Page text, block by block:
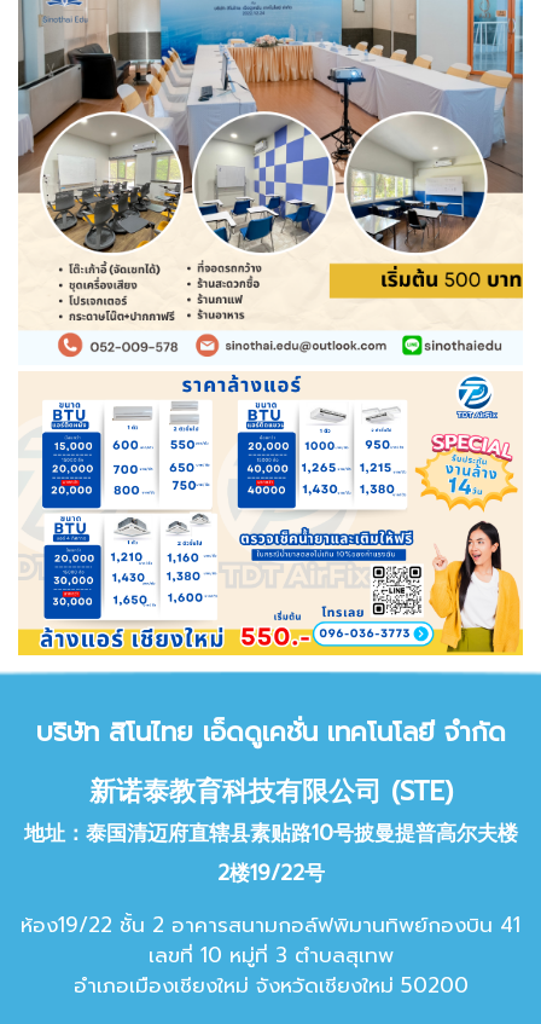
บริษัท สิโนไทย เอ็ดดูเคชั่น เทคโนโลยี จำกัด
新诺泰教育科技有限公司 (STE)
地址：泰国清迈府直辖县素贴路10号披曼提普高尔夫楼
2楼19/22号
ห้อง19/22 ชั้น 2 อาคารสนามกอล์ฟพิมานทิพย์กองบิน 41
เลขที่ 10 หมู่ที่ 3 ตำบลสุเทพ
อำเภอเมืองเชียงใหม่ จังหวัดเชียงใหม่ 50200